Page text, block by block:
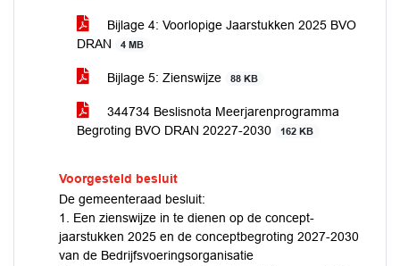
Bijlage 4: Voorlopige Jaarstukken 2025 BVO
DRAN
4 MB
Bijlage 5: Zienswijze 88 KB
344734 Beslisnota Meerjarenprogramma
Begroting BVO DRAN 20227-2030
162 KB
Voorgesteld besluit
De gemeenteraad besluit:
1. Een zienswijze in te dienen op de concept-
jaarstukken 2025 en de conceptbegroting 2027-2030
van de Bedrijfsvoeringsorganisatie